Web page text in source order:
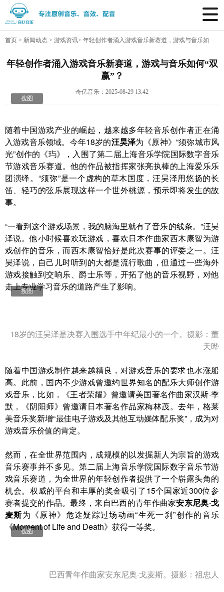
首页 > 新闻动态 > 游戏资讯> 年轻创作者涌入游戏音乐新赛道，游戏与音乐如
何“双赢”？
年轻创作者涌入游戏音乐新赛道，游戏与音乐如何“双
赢”？
奇亿音乐：2025-08-29 13:42
搜图
随着中国游戏产业的崛起，越来越多年轻音乐创作者正在涌
入游戏音乐领域。今年18岁的汪昊泽为《原神》“须弥城市风
光”创作的《玙》，入围了第二届上海音乐学院国际数字音乐
节游戏音乐赛道。他的作品被指挥家张亮执棒的上海爱乐乐
团演绎。“须弥”是一个虚构的草木国度，汪昊泽用悠扬的长
笛、轻巧的弦乐展现这样一个世外桃源，预示即将发生的故
事。
“一看到这个游戏场景，我的脑海里就有了音乐的线条。”汪昊
泽说。他小时候喜欢玩游戏，喜欢日本作曲家西木康智为游
戏创作的音乐，而西木康智恰好是此次赛事的评委之一。汪
昊泽说，自己儿时听到的大都是流行歌曲，但通过一些海外
游戏接触到交响乐、爵士乐等，开拓了他的音乐视野，对他
走上专业学习音乐的道路产生了影响。
搜图
18岁的汪昊泽是决赛入围选手中年纪最小的一个。摄影：董
天晔
随着中国游戏制作越来越精良，对游戏音乐的要求也水涨船
高。此前，国内不少游戏曾邀约世界知名的配乐大师创作游
戏音乐，比如，《王者荣耀》曾邀请美国著名作曲家汉斯·季
默，《阴阳师》曾邀请日本著名作品家梅林茂。去年，格莱
美音乐奖新增“最佳电子游戏及其他互动媒体配乐奖”，成为对
游戏音乐价值的肯定。
然而，在全世界范围内，成规模的以发掘新人为宗旨的游戏
音乐赛事并不多见。第二届上海音乐学院国际数字音乐节游
戏音乐赛道，为全世界的年轻创作者提供了一个崭露头角的
机会。权威的平台和丰厚的奖金吸引了15个国家近300位参
赛者提交的作品。最终，来自巴西的青年作曲家安东尼奥·戈
麦斯为《原神》危途疑踪过场动画“生死一刹”创作的音乐
《Moment of Life and Death》获得一等奖。
搜图
巴西青年作曲家安东尼奥·戈麦斯。摄影：祖忠人